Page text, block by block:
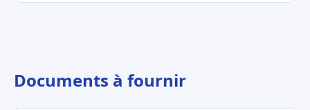
Documents à fournir